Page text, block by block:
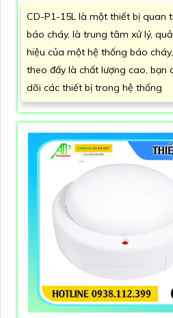
CD-P1-15L là một thiết bị quan
báo cháy, là trung tâm xử lý,
hiệu của một hệ thống báo
theo đấy là chất lượng cao, bạn
dõi các thiết bị trong hệ thống